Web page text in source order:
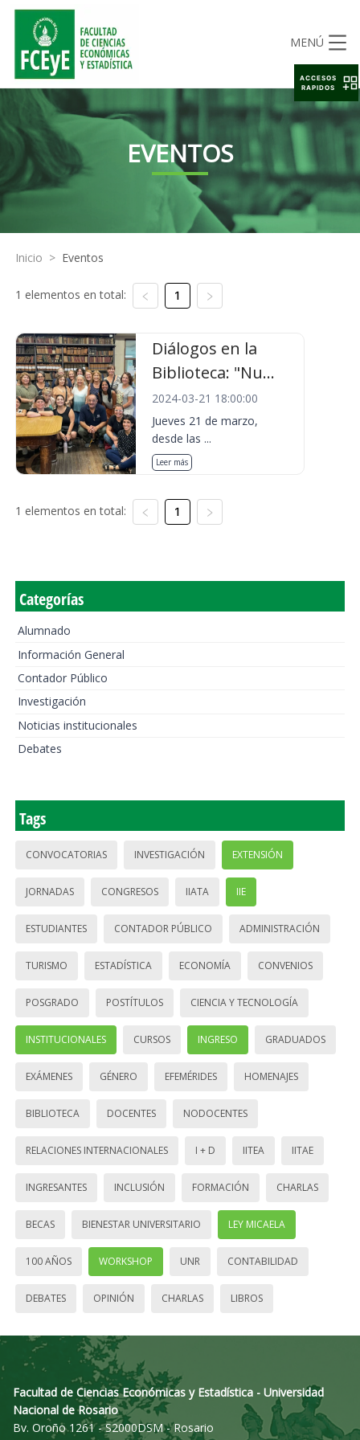
MENÚ
EVENTOS
Inicio > Eventos
1 elementos en total: 1
Diálogos en la
Biblioteca: "Nu...
2024-03-21 18:00:00
Jueves 21 de marzo,
desde las ...
Leer más
1 elementos en total: 1
Categorías
Alumnado
Información General
Contador Público
Investigación
Noticias institucionales
Debates
Tags
CONVOCATORIAS INVESTIGACIÓN EXTENSIÓN
JORNADAS CONGRESOS IIATA IIE
ESTUDIANTES CONTADOR PÚBLICO ADMINISTRACIÓN
TURISMO ESTADÍSTICA ECONOMÍA CONVENIOS
POSGRADO POSTÍTULOS CIENCIA Y TECNOLOGÍA
INSTITUCIONALES CURSOS INGRESO GRADUADOS
EXÁMENES GÉNERO EFEMÉRIDES HOMENAJES
BIBLIOTECA DOCENTES NODOCENTES
RELACIONES INTERNACIONALES I + D IITEA IITAE
INGRESANTES INCLUSIÓN FORMACIÓN CHARLAS
BECAS BIENESTAR UNIVERSITARIO LEY MICAELA
100 AÑOS WORKSHOP UNR CONTABILIDAD
DEBATES OPINIÓN CHARLAS LIBROS
Facultad de Ciencias Económicas y Estadística - Universidad
Nacional de Rosario
Bv. Oroño 1261 - S2000DSM - Rosario
ACCESOS
RAPIDOS